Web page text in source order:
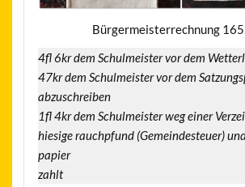
Bürgermeisterrechnung
4fl 6kr dem Schulmeister vor dem
47kr dem Schulmeister vor dem
abzuschreiben
1fl 4kr dem Schulmeister weg einer
hiesige rauchpfund (Gemeindesteuer)
papier
zahlt